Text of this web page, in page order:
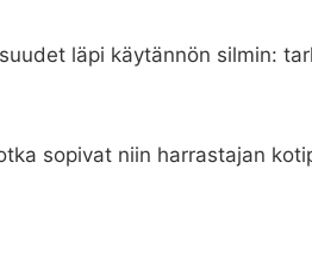
läpi käytännön silmin:
sopivat niin harrastajan